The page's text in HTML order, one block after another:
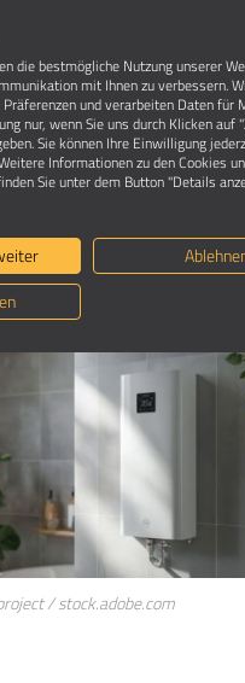
Kostenfaktor im
Heim
/ stock.adobe.com
die bestmögliche Nutzung unserer
mit Ihnen zu verbessern.
und verarbeiten Daten für
nur, wenn Sie uns durch Klicken auf
Sie können Ihre Einwilligung
Informationen zu den Cookies
Sie unter dem Button "Details